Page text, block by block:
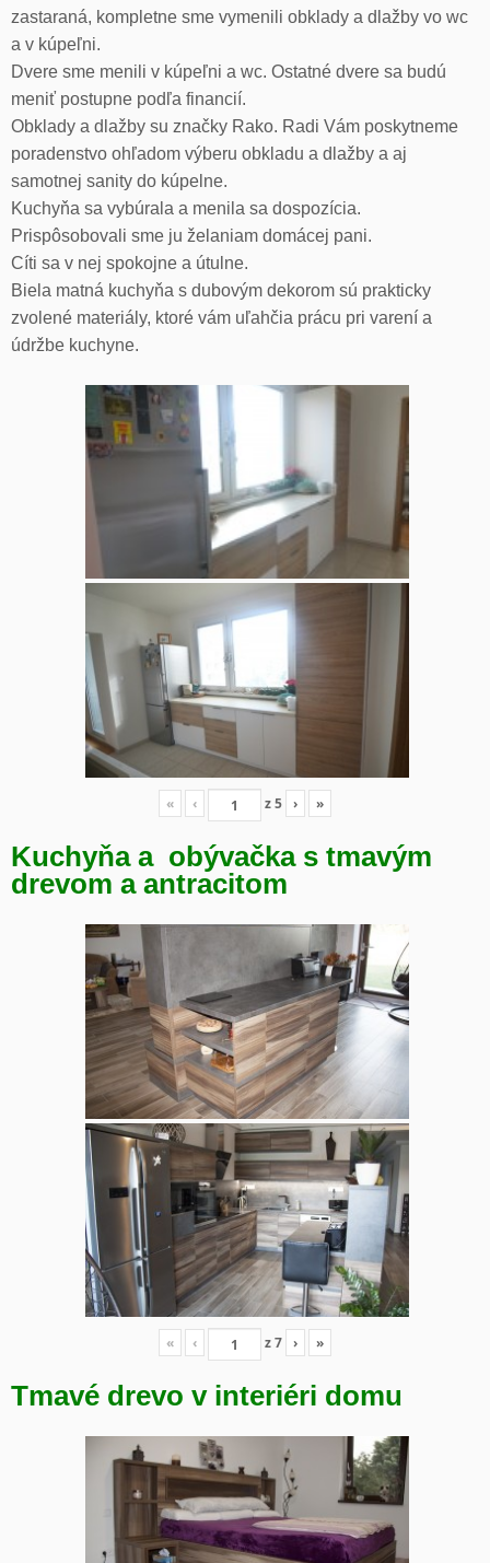
zastaraná, kompletne sme vymenili obklady a dlažby vo wc
a v kúpeľni.
Dvere sme menili v kúpeľni a wc. Ostatné dvere sa budú
meniť postupne podľa financií.
Obklady a dlažby su značky Rako. Radi Vám poskytneme
poradenstvo ohľadom výberu obkladu a dlažby a aj
samotnej sanity do kúpelne.
Kuchyňa sa vybúrala a menila sa dospozícia.
Prispôsobovali sme ju želaniam domácej pani.
Cíti sa v nej spokojne a útulne.
Biela matná kuchyňa s dubovým dekorom sú prakticky
zvolené materiály, ktoré vám uľahčia prácu pri varení a
údržbe kuchyne.
« ‹ z5 › »
Kuchyňa a obývačka s tmavým
drevom a antracitom
« ‹ z7 › »
Tmavé drevo v interiéri domu